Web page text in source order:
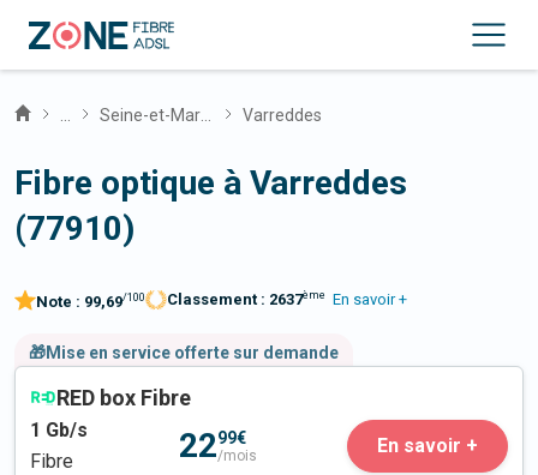
Varreddes
Fibre optique à Varreddes
(77910)
Note : 99,69/100 Classement : 2637ème En savoir +
🎁Mise en service offerte sur demande
RED box Fibre
1 Gb/s
Fibre
2299€
/mois En savoir +